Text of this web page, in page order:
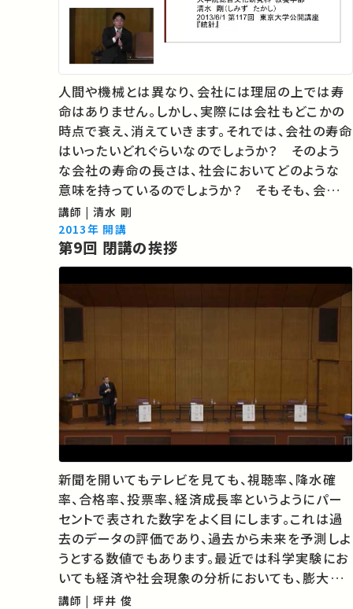
人間や機械とは異なり、会社には理屈の上では寿
命はありません。しかし、実際には会社もどこかの
時点で衰え、消えていきます。それでは、会社の寿命
はいったいどれぐらいなのでしょうか？ そのよう
な会社の寿命の長さは、社会においてどのような
意味を持っているのでしょうか？ そもそも、会社の
寿命はどうやって測ればよいのでしょうか？ 本講
義では、戦後日本の大企業を取り上げて、このよう
な問いについて考えていきます。
講師 | 清水 剛
2013年 開講
第9回 閉講の挨拶
新聞を開いてもテレビを見ても、視聴率、降水確
率、合格率、投票率、経済成長率というようにパー
セントで表された数字をよく目にします。これは過
去のデータの評価であり、過去から未来を予測しよ
うとする数値でもあります。最近では科学実験にお
いても経済や社会現象の分析においても、膨大な
データを分析してその意味を探る手法が極めて重
講師 | 坪井 俊